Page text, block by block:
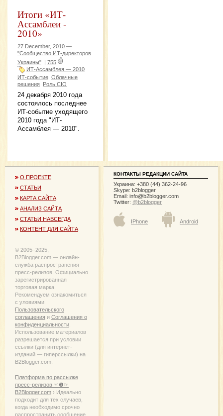
Итоги «ИТ-
Ассамблеи -
2010»
27 December, 2010 —
"Сообщество ИТ-директоров
Украины" | 755
ИТ-Ассамблея — 2010
ИТ-событие Облачные
решения Роль CIO
24 декабря 2010 года
состоялось последнее
ИТ-событие уходящего
2010 года "ИТ-
Ассамблея — 2010".
О ПРОЕКТЕ
СТАТЬИ
КАРТА САЙТА
АНАЛИЗ САЙТА
СТАТЬИ НАВСЕГДА
КОНТЕНТ ДЛЯ САЙТА
© 2005−2025,
B2Blogger.com — онлайн-
служба распространения
пресс-релизов. Официально
зарегистрированная
торговая марка.
Рекомендуем ознакомиться
с уловиями
Пользовательского
соглашения и Соглашения о
конфиденциальности
Использование материалов
разрешается при условии
ссылки (для интернет-
изданий — гиперссылки) на
B2Blogger.com.
Платформа по рассылке
пресс-релизов ☜❶☞
B2Blogger.com › Идеально
подходит для тех случаев,
когда необходимо срочно
распространить сообщение
КОНТАКТЫ РЕДАКЦИИ САЙТА
Украина: +380 (44) 362-24-96
Skype: b2blogger
Email: info@b2blogger.com
Twitter: @b2blogger
IPhone Android